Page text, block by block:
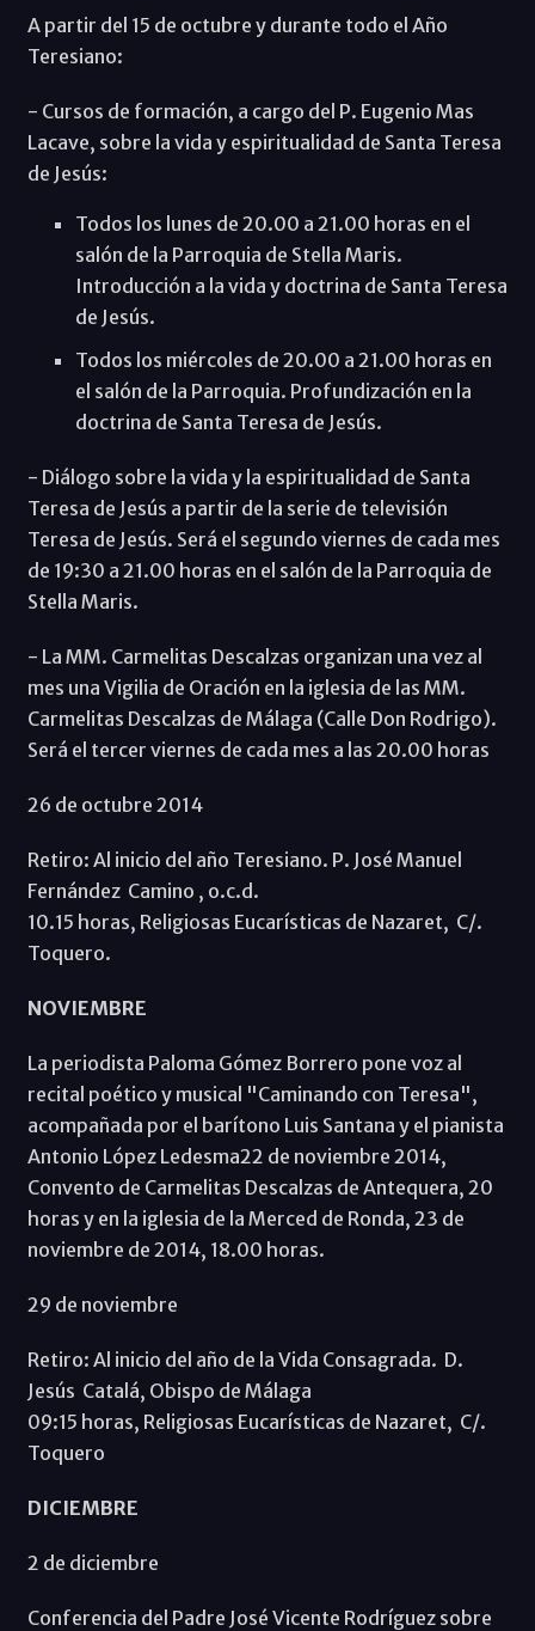
A partir del 15 de octubre y durante todo el Año
Teresiano:
- Cursos de formación, a cargo del P. Eugenio Mas
Lacave, sobre la vida y espiritualidad de Santa Teresa
de Jesús:
Todos los lunes de 20.00 a 21.00 horas en el
salón de la Parroquia de Stella Maris.
Introducción a la vida y doctrina de Santa Teresa
de Jesús.
Todos los miércoles de 20.00 a 21.00 horas en
el salón de la Parroquia. Profundización en la
doctrina de Santa Teresa de Jesús.
- Diálogo sobre la vida y la espiritualidad de Santa
Teresa de Jesús a partir de la serie de televisión
Teresa de Jesús. Será el segundo viernes de cada mes
de 19:30 a 21.00 horas en el salón de la Parroquia de
Stella Maris.
- La MM. Carmelitas Descalzas organizan una vez al
mes una Vigilia de Oración en la iglesia de las MM.
Carmelitas Descalzas de Málaga (Calle Don Rodrigo).
Será el tercer viernes de cada mes a las 20.00 horas
26 de octubre 2014
Retiro: Al inicio del año Teresiano. P. José Manuel
Fernández Camino , o.c.d.
10.15 horas, Religiosas Eucarísticas de Nazaret, C/.
Toquero.
NOVIEMBRE
La periodista Paloma Gómez Borrero pone voz al
recital poético y musical "Caminando con Teresa",
acompañada por el barítono Luis Santana y el pianista
Antonio López Ledesma22 de noviembre 2014,
Convento de Carmelitas Descalzas de Antequera, 20
horas y en la iglesia de la Merced de Ronda, 23 de
noviembre de 2014, 18.00 horas.
29 de noviembre
Retiro: Al inicio del año de la Vida Consagrada. D.
Jesús Catalá, Obispo de Málaga
09:15 horas, Religiosas Eucarísticas de Nazaret, C/.
Toquero
DICIEMBRE
2 de diciembre
Conferencia del Padre José Vicente Rodríguez sobre